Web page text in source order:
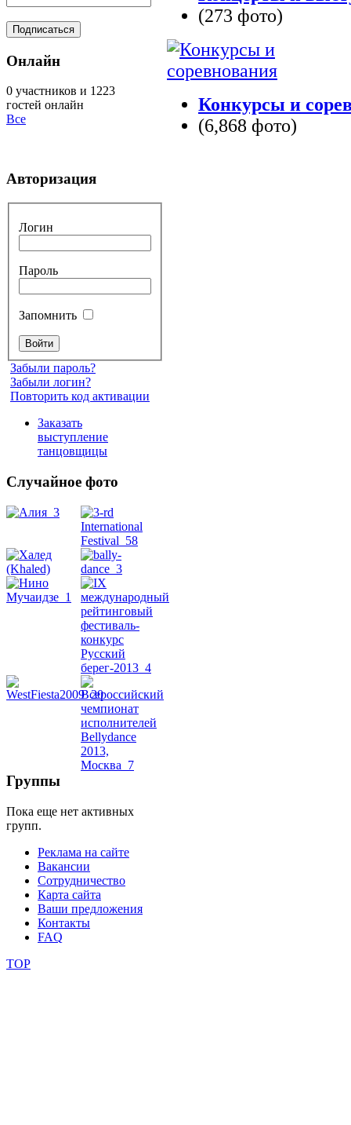
(273 фото)
Конкурсы и
(6,868 фото)
Онлайн
0 участников и 1223
гостей онлайн
Все
Авторизация
Логин
Пароль
Запомнить
Забыли пароль?
Забыли логин?
Повторить код активации
Заказать
выступление
танцовщицы
Случайное фото
Belly
видео
Группы
Пока еще нет активных
групп.
Реклама на сайте
Вакансии
Сотрудничество
Карта сайта
Ваши предложения
Контакты
FAQ
TOP